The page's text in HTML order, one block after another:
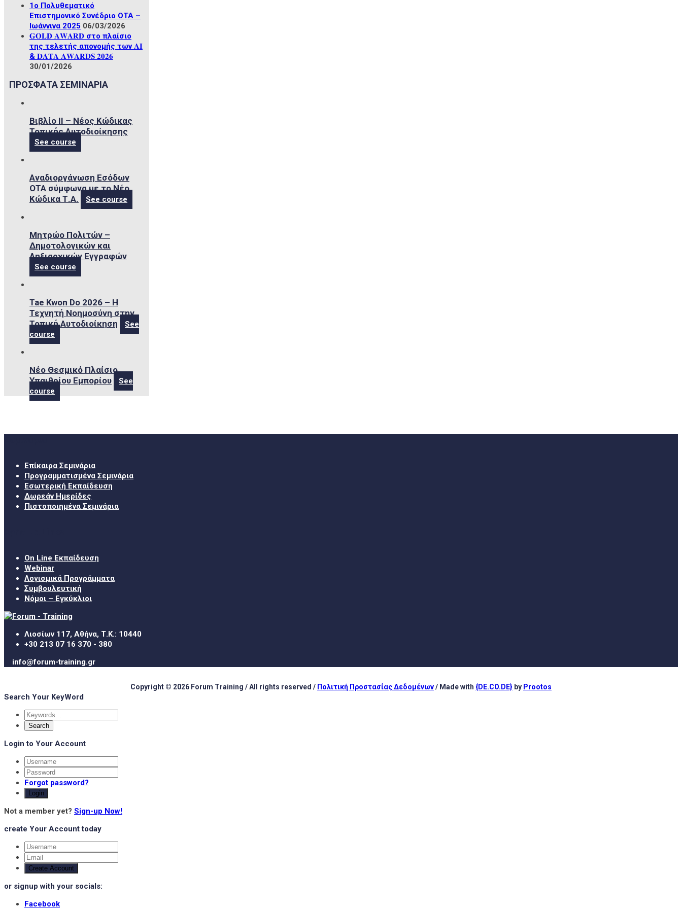
1ο Πολυθεματικό
Επιστημονικό Συνέδριο ΟΤΑ –
Ιωάννινα 2025 06/03/2026
𝐆𝐎𝐋𝐃 𝐀𝐖𝐀𝐑𝐃 στο πλαίσιο
της τελετής απονομής των 𝐀𝐈
& 𝐃𝐀𝐓𝐀 𝐀𝐖𝐀𝐑𝐃𝐒 𝟐𝟎𝟐𝟔
30/01/2026
ΠΡΟΣΦΑΤΑ ΣΕΜΙΝΑΡΙΑ
Βιβλίο ΙΙ – Νέος Κώδικας
Τοπικής Αυτοδιοίκησης
See course
Αναδιοργάνωση Εσόδων
ΟΤΑ σύμφωνα με το Νέο
Κώδικα Τ.Α.
See course
Μητρώο Πολιτών –
Δημοτολογικών και
Ληξιαρχικών Εγγραφών
See course
Tae Kwon Do 2026 – Η
Τεχνητή Νοημοσύνη στην
Τοπική Αυτοδιοίκηση
See
course
Νέο Θεσμικό Πλαίσιο
Υπαιθρίου Εμπορίου
See
course
Επίκαιρα Σεμινάρια
Προγραμματισμένα Σεμινάρια
Εσωτερική Εκπαίδευση
Δωρεάν Ημερίδες
Πιστοποιημένα Σεμινάρια
On Line Εκπαίδευση
Webinar
Λογισμικά Προγράμματα
Συμβουλευτική
Νόμοι – Εγκύκλιοι
Λιοσίων 117, Αθήνα, Τ.Κ.: 10440
+30 213 07 16 370 - 380
info@forum-training.gr
Copyright © 2026 Forum Training / All rights reserved / Πολιτική Προστασίας Δεδομένων/ Made with {DE.CO.DE} by Prootos
Search Your KeyWord
Login to Your Account
Forgot password?
Login
Not a member yet? Sign-up Now!
create Your Account today
Create Account
or signup with your socials:
Facebook